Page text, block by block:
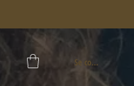
Se connecter